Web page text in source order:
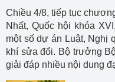
Chiều 4/8, tiếp tục
Nhất, Quốc hội khóa
một số dự án Luật, Nghị
khí sửa đổi. Bộ trưởng
giải đáp nhiều nội dung